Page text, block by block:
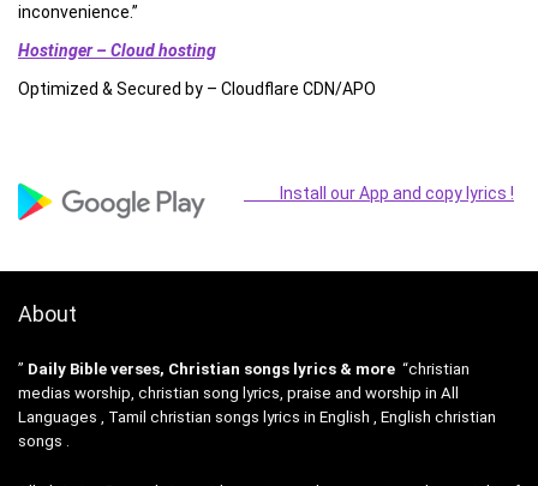
inconvenience.”
Hostinger – Cloud hosting
Optimized & Secured by – Cloudflare CDN/APO
Install our App and copy lyrics !
About
” Daily Bible verses, Christian songs lyrics & more “christian
medias worship, christian song lyrics, praise and worship in All
Languages , Tamil christian songs lyrics in English , English christian
songs .